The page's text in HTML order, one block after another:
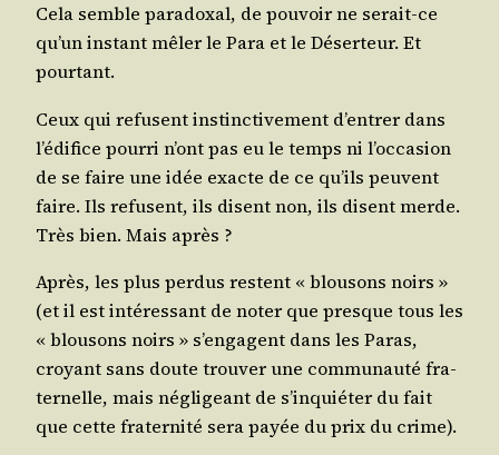
Cela semble para­doxal, de pou­voir ne serait-ce
qu’un ins­tant mêler le Para et le Déser­teur. Et
pourtant.
Ceux qui refusent ins­tinc­ti­ve­ment d’en­trer dans
l’é­di­fice pour­ri n’ont pas eu le temps ni l’oc­ca­sion
de se faire une idée exacte de ce qu’ils peuvent
faire. Ils refusent, ils disent non, ils disent merde.
Très bien. Mais après ?
Après, les plus per­dus res­tent « blou­sons noirs »
(et il est inté­res­sant de noter que presque tous les
« blou­sons noirs » s’en­gagent dans les Paras,
croyant sans doute trou­ver une com­mu­nau­té fra­
ter­nelle, mais négli­geant de s’in­quié­ter du fait
que cette fra­ter­ni­té sera payée du prix du crime).